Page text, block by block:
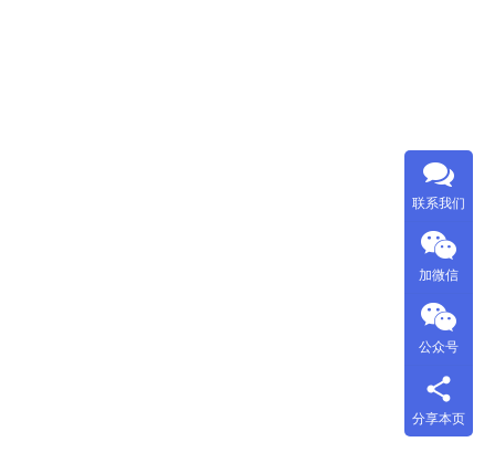
联系我们
加微信
公众号
分享本页